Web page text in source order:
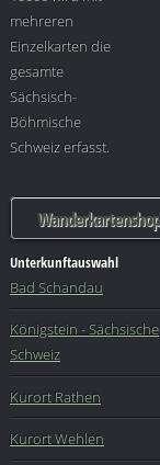
mehreren
Einzelkarten die
gesamte
Sächsisch-
Böhmische
Schweiz erfasst.
Wanderkartenshop
Unterkunftauswahl
Bad Schandau
Königstein - Sächsische
Schweiz
Kurort Rathen
Kurort Wehlen